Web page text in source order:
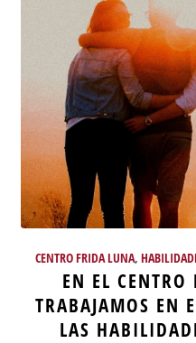
CENTRO FRIDA LUNA,
EN EL
TRABAJAMOS EN
LAS